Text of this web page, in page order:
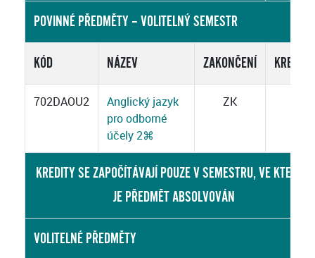
POVINNÉ PŘEDMĚTY – VOLITELNÝ SEMESTR
KÓD NÁZEV ZAKONČENÍ KREDITY
702DAOU2
Anglický jazyk
pro odborné
účely 2⌘
ZK
KREDITY SE ZAPOČÍTÁVAJÍ POUZE V SEMESTRU, VE KTERÉM
JE PŘEDMĚT ABSOLVOVÁN
VOLITELNÉ PŘEDMĚTY